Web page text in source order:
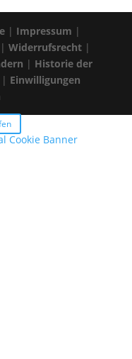
| Impressum |
| Widerrufsrecht|
| Historie der
| Einwilligungen
Cookie Banner